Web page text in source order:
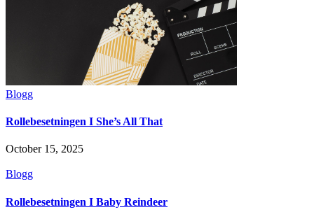
Blogg
Rollebesetningen I She’s All That
October 15, 2025
Blogg
Rollebesetningen I Baby Reindeer